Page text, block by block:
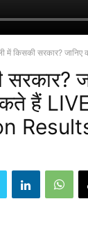
में किसकी सरकार?
सरकार?
हैं